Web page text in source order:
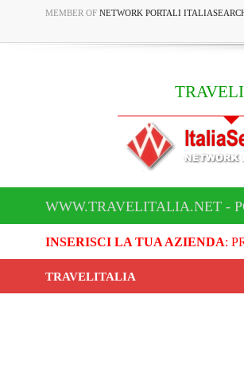
MEMBER OF NETWORK PORTALI
WWW.TRAVELITALIA.NET -
INSERISCI LA TUA AZIENDA:
TRAVELITALIA